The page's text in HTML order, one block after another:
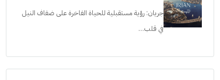
جريان: رؤية مستقبلية للحياة الفاخرة على ضفاف النيل
في قلب…